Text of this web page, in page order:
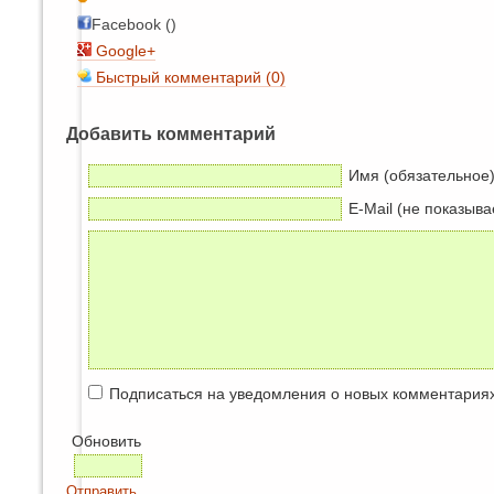
Facebook ()
Google+
Быстрый комментарий (0)
Добавить комментарий
Имя (обязательное)
E-Mail (не
Подписаться на уведомления о новых
Обновить